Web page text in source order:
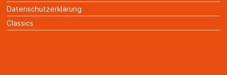
Datenschutzerklärung
Classics